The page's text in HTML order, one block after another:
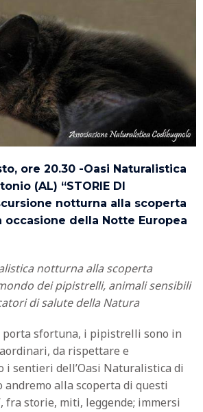
ore 20.30 -Oasi Naturalistica
(AL) “STORIE DI
notturna alla scoperta
della Notte Europea
notturna alla scoperta
dei pipistrelli, animali sensibili
di salute della Natura
porta sfortuna, i pipistrelli sono in
da rispettare e
i sentieri dell’Oasi Naturalistica di
andremo alla scoperta di questi
fra storie, miti, leggende; immersi